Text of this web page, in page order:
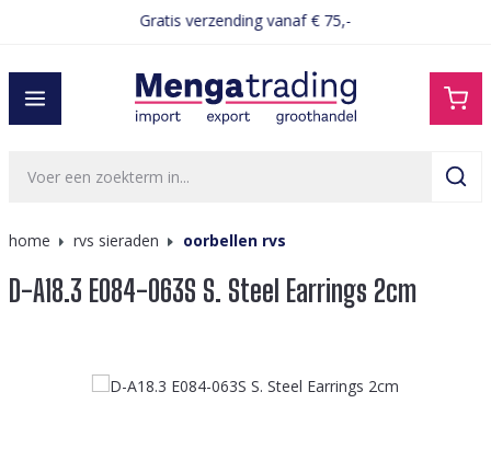
Gratis verzending vanaf € 75,-
home rvs sieraden oorbellen rvs
D-A18.3 E084-063S S. Steel Earrings 2cm
Afbeeldingengalerij overslaan